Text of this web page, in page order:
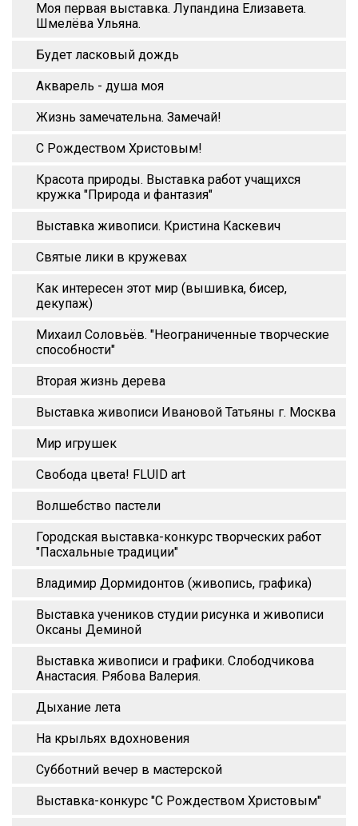
Моя первая выставка. Лупандина Елизавета.
Шмелёва Ульяна.
Будет ласковый дождь
Акварель - душа моя
Жизнь замечательна. Замечай!
С Рождеством Христовым!
Красота природы. Выставка работ учащихся
кружка "Природа и фантазия"
Выставка живописи. Кристина Каскевич
Святые лики в кружевах
Как интересен этот мир (вышивка, бисер,
декупаж)
Михаил Соловьёв. "Неограниченные творческие
способности"
Вторая жизнь дерева
Выставка живописи Ивановой Татьяны г. Москва
Мир игрушек
Свобода цвета! FLUID art
Волшебство пастели
Городская выставка-конкурс творческих работ
"Пасхальные традиции"
Владимир Дормидонтов (живопись, графика)
Выставка учеников студии рисунка и живописи
Оксаны Деминой
Выставка живописи и графики. Слободчикова
Анастасия. Рябова Валерия.
Дыхание лета
На крыльях вдохновения
Субботний вечер в мастерской
Выставка-конкурс "С Рождеством Христовым"